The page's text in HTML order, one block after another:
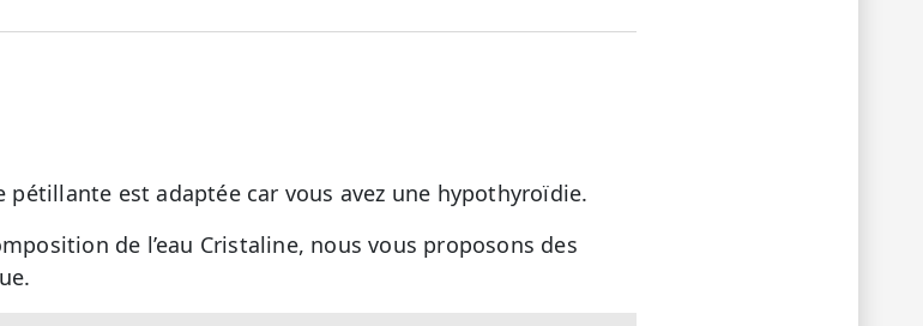
pétillante est adaptée car vous avez une hypothyroïdie.
de l’eau Cristaline, nous vous proposons des